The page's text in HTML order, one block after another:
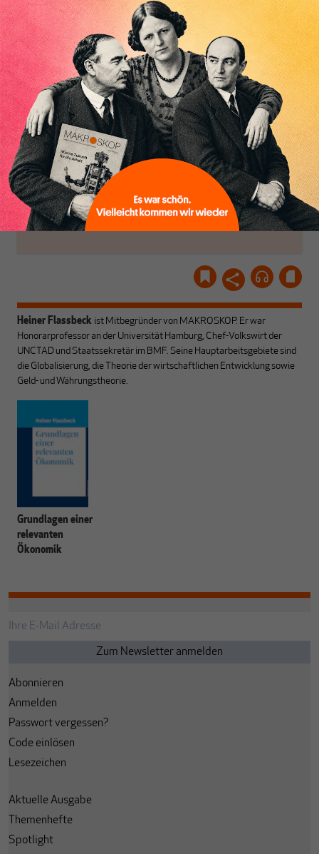
das große Ganze. Wir
haben einen Blick auf
Geld, Wirtschaft und
Politik, den Sie so
woanders nicht finden.
Dabei leben wir von
unseren Autoren, ihren
Recherchen, ihrem Wissen
und ihrem Enthusiasmus.
Gemeinsam scheren wir
aus den schmaler
werdenden Leitplanken
des Denkens aus.
Debattenräume.
Brauchen Sie auch frische
Luft? Dann folgen Sie
einfach dem Button.
ABONNIEREN SIE
MAKROSKOP
Schon Abonnent? Dann
einloggen!
Heiner Flassbeck ist Mitbegründer von MAKROSKOP. Er war
Honorarprofessor an der Universität Hamburg, Chef-Volkswirt der
UNCTAD und Staatssekretär im BMF. Seine Hauptarbeitsgebiete sind
die Globalisierung, die Theorie der wirtschaftlichen Entwicklung sowie
Geld- und Währungstheorie.
Grundlagen einer
relevanten
Ökonomik
Abonnieren
Anmelden
Passwort vergessen?
Code einlösen
Lesezeichen
Aktuelle Ausgabe
Themenhefte
Spotlight